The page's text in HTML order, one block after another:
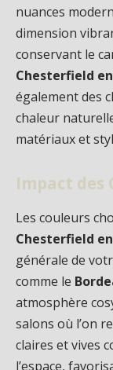
nuances
dimension
conservant le
Chesterfield
également des
chaleur
matériaux et
Impact des
Les couleurs
Chesterfield
générale de
comme le
atmosphère
salons où l’on
claires et vives
l’espace,